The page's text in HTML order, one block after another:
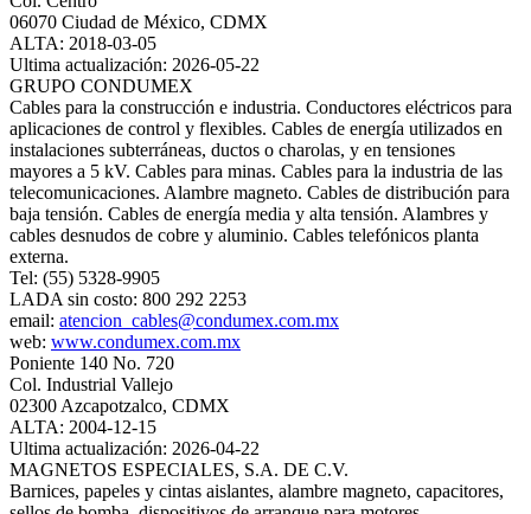
06070 Ciudad de México, CDMX
ALTA: 2018-03-05
Ultima actualización: 2026-05-22
GRUPO CONDUMEX
Cables para la construcción e industria. Conductores eléctricos para
aplicaciones de control y flexibles. Cables de energía utilizados en
instalaciones subterráneas, ductos o charolas, y en tensiones
mayores a 5 kV. Cables para minas. Cables para la industria de las
telecomunicaciones. Alambre magneto. Cables de distribución para
baja tensión. Cables de energía media y alta tensión. Alambres y
cables desnudos de cobre y aluminio. Cables telefónicos planta
externa.
Tel: (55) 5328-9905
LADA sin costo: 800 292 2253
email: atencion_cables@condumex.com.mx
web: www.condumex.com.mx
Poniente 140 No. 720
Col. Industrial Vallejo
02300 Azcapotzalco, CDMX
ALTA: 2004-12-15
Ultima actualización: 2026-04-22
MAGNETOS ESPECIALES, S.A. DE C.V.
Barnices, papeles y cintas aislantes, alambre magneto, capacitores,